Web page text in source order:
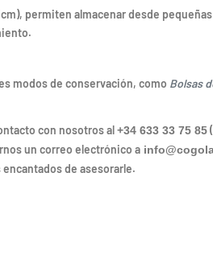
permiten almacenar desde
modos de conservación, como Bolsas
con nosotros al+34 633 33 75 85
un correo electrónico a
de asesorarle.